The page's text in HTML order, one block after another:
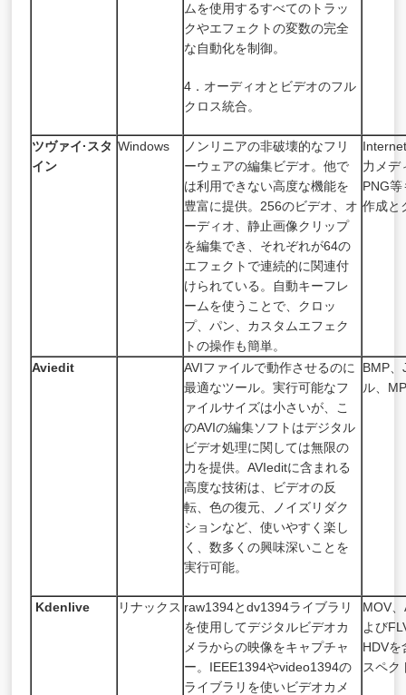
ムを使用するすべてのトラッ
クやエフェクトの変数の完全
な自動化を制御。
4．オーディオとビデオのフル
クロス統合。
ツヴァイ·スタ
イン
Windows
ノンリニアの非破壊的なフリ
ーウェアの編集ビデオ。他で
は利用できない高度な機能を
豊富に提供。256のビデオ、オ
ーディオ、静止画像クリップ
を編集でき、それぞれが64の
エフェクトで連続的に関連付
けられている。自動キーフレ
ームを使うことで、クロッ
プ、パン、カスタムエフェク
トの操作も簡単。
力メデ
PNG
作成と
Aviedit
AVIファイルで動作させるのに
最適なツール。実行可能なフ
ァイルサイズは小さいが、こ
のAVIの編集ソフトはデジタル
ビデオ処理に関しては無限の
力を提供。AVIeditに含まれる
高度な技術は、ビデオの反
転、色の復元、ノイズリダク
ションなど、使いやすく楽し
く、数多くの興味深いことを
実行可能。
BMP
ル、
Kdenlive リナックス raw1394とdv1394ライブラリ
を使用してデジタルビデオカ
メラからの映像をキャプチャ
ー。IEEE1394やvideo1394の
ライブラリを使いビデオカメ
MOV
よび
HDVを
スペク